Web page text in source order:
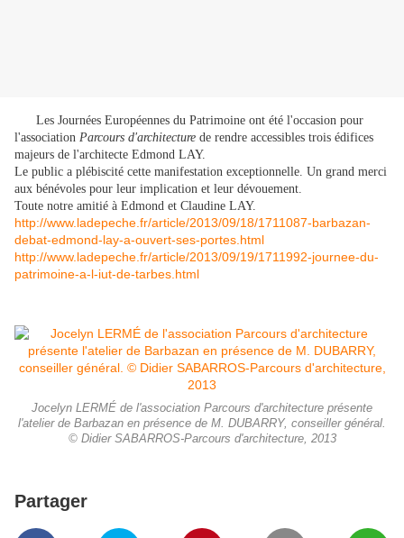
Les Journées Européennes du Patrimoine ont été l'occasion pour
l'association Parcours d'architecture de rendre accessibles trois édifices
majeurs de l'architecte Edmond LAY.
Le public a plébiscité cette manifestation exceptionnelle. Un grand merci
aux bénévoles pour leur implication et leur dévouement.
Toute notre amitié à Edmond et Claudine LAY.
http://www.ladepeche.fr/article/2013/09/18/1711087-barbazan-
debat-edmond-lay-a-ouvert-ses-portes.html
http://www.ladepeche.fr/article/2013/09/19/1711992-journee-du-
patrimoine-a-l-iut-de-tarbes.html
Jocelyn LERMÉ de l'association Parcours d'architecture présente
l'atelier de Barbazan en présence de M. DUBARRY, conseiller général.
© Didier SABARROS-Parcours d'architecture, 2013
Partager